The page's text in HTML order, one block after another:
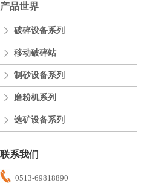
产品世界
破碎设备系列
移动破碎站
制砂设备系列
磨粉机系列
选矿设备系列
联系我们
0513-69818890